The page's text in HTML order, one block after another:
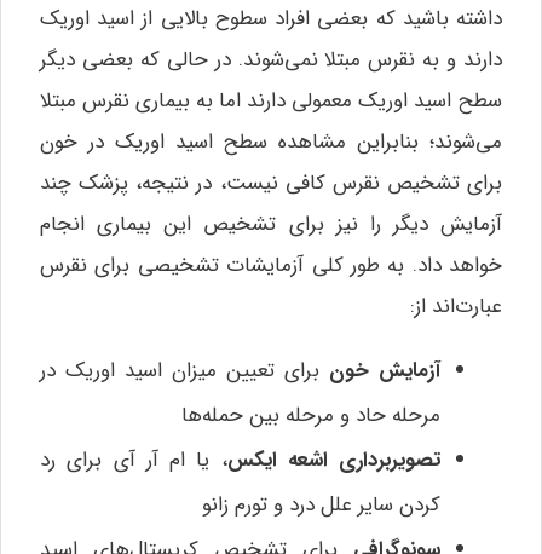
داشته باشید که بعضی افراد سطوح بالایی از اسید اوریک
دارند و به نقرس مبتلا نمی‌شوند. در حالی که بعضی دیگر
سطح اسید اوریک معمولی دارند اما به بیماری نقرس مبتلا
می‌شوند؛ بنابراین مشاهده سطح اسید اوریک در خون
برای تشخیص نقرس کافی نیست، در نتیجه، پزشک چند
آزمایش دیگر را نیز برای تشخیص این بیماری انجام
خواهد داد. به طور کلی آزمایشات تشخیصی برای نقرس
عبارت‌اند از:
آزمایش خون برای تعیین میزان اسید اوریک در
مرحله حاد و مرحله بین حمله‌ها
تصویربرداری اشعه ایکس، یا ام‌ آر آی برای رد
کردن سایر علل درد و تورم زانو